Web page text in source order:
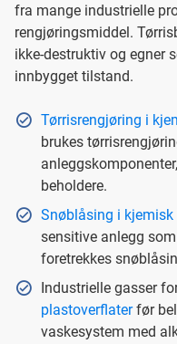
fra mange industrielle
rengjøringsmiddel.
ikke-destruktiv og egner
innbygget tilstand.
Tørrisrengjøring i
brukes
beholdere.
Snøblåsing i kjemisk
sensitive anlegg
foretrekkes
Industrielle gasser
plastoverflaterfør
vaskesystem med